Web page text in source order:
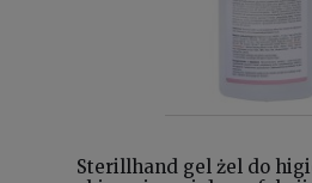
Sterillhand gel żel do